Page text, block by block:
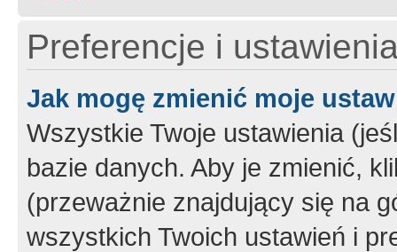
Preferencje i
Jak mogę zmienić moje
Wszystkie Twoje ustawienia
bazie danych. Aby je zmienić,
(przeważnie znajdujący się na
wszystkich Twoich ustawień i